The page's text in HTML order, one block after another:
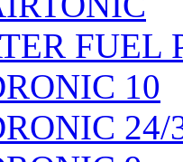
FUEL
10
24/